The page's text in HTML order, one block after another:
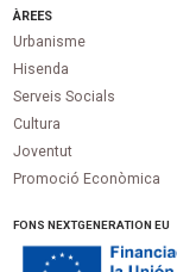
ÀREES
Urbanisme
Hisenda
Serveis Socials
Cultura
Joventut
Promoció Econòmica
FONS NEXTGENERATION EU